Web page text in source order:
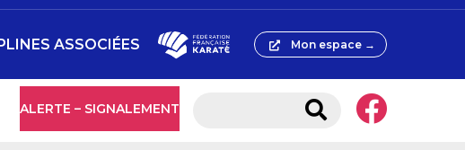
ALERTE – SIGNALEMENT
ASSOCIÉES Mon espace →